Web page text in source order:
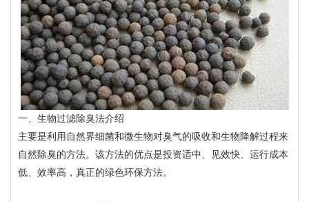
一、生物过滤除臭法介绍
主要是利用自然界细菌和微生物对臭气的吸收和生物降解过程来
自然除臭的方法。该方法的优点是投资适中、见效快、运行成本
低、效率高，真正的绿色环保方法。